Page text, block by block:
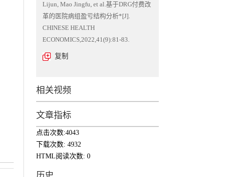
Lijun, Mao Jingfu, et al.基于DRG付费改
革的医院病组盈亏结构分析*[J].
CHINESE HEALTH
ECONOMICS,2022,41(9):81-83.
复制
相关视频
文章指标
点击次数:4043
下载次数: 4932
HTML阅读次数: 0